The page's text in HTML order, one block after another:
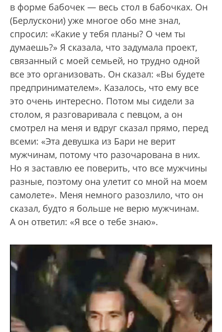
в форме бабочек — весь стол в бабочках. Он
(Берлускони) уже многое обо мне знал,
спросил: «Какие у тебя планы? О чем ты
думаешь?» Я сказала, что задумала проект,
связанный с моей семьей, но трудно одной
все это организовать. Он сказал: «Вы будете
предпринимателем». Казалось, что ему все
это очень интересно. Потом мы сидели за
столом, я разговаривала с певцом, а он
смотрел на меня и вдруг сказал прямо, перед
всеми: «Эта девушка из Бари не верит
мужчинам, потому что разочарована в них.
Но я заставлю ее поверить, что все мужчины
разные, поэтому она улетит со мной на моем
самолете». Меня немного разозлило, что он
сказал, будто я больше не верю мужчинам.
А он ответил: «Я все о тебе знаю».